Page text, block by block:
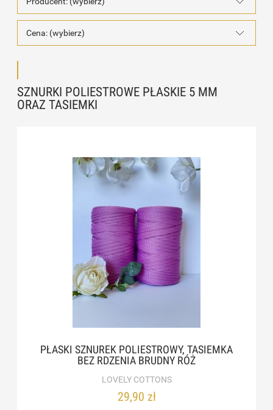
Cena: (wybierz)
SZNURKI POLIESTROWE PŁASKIE 5 MM
ORAZ TASIEMKI
PŁASKI SZNUREK POLIESTROWY, TASIEMKA
BEZ RDZENIA BRUDNY RÓŻ
LOVELY COTTONS
29,90 zł